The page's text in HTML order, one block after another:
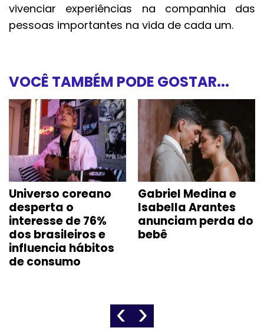
vivenciar experiências na companhia das
pessoas importantes na vida de cada um.
VOCÊ TAMBÉM PODE GOSTAR...
Universo coreano
desperta o
interesse de 76%
dos brasileiros e
influencia hábitos
de consumo
Gabriel Medina e
Isabella Arantes
anunciam perda do
bebê
‹ ›